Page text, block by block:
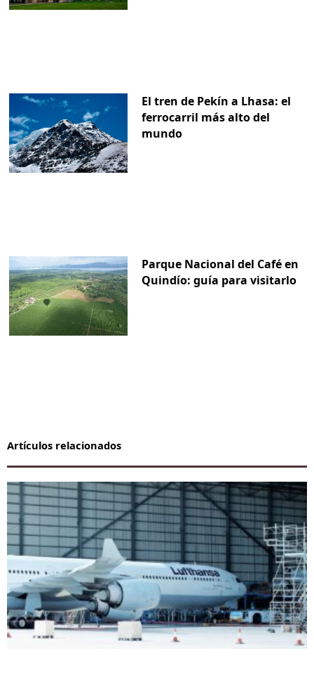
El tren de Pekín a Lhasa: el
ferrocarril más alto del
mundo
Parque Nacional del Café en
Quindío: guía para visitarlo
Artículos relacionados